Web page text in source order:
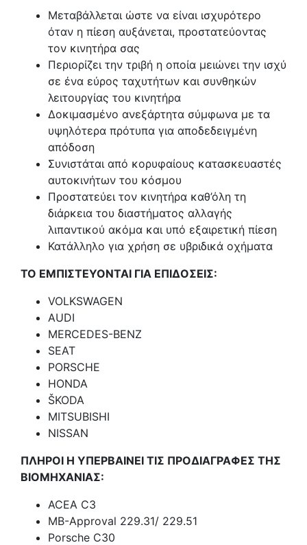
Μεταβάλλεται ώστε να είναι ισχυρότερο
όταν η πίεση αυξάνεται, προστατεύοντας
τον κινητήρα σας
Περιορίζει την τριβή η οποία μειώνει την ισχύ
σε ένα εύρος ταχυτήτων και συνθηκών
λειτουργίας του κινητήρα
Δοκιμασμένο ανεξάρτητα σύμφωνα με τα
υψηλότερα πρότυπα για αποδεδειγμένη
απόδοση
Συνιστάται από κορυφαίους κατασκευαστές
αυτοκινήτων του κόσμου
Προστατεύει τον κινητήρα καθ’όλη τη
διάρκεια του διαστήματος αλλαγής
λιπαντικού ακόμα και υπό εξαιρετική πίεση
Κατάλληλο για χρήση σε υβριδικά οχήματα
ΤΟ ΕΜΠΙΣΤΕΥΟΝΤΑΙ ΓΙΑ ΕΠΙΔΟΣΕΙΣ:
VOLKSWAGEN
AUDI
MERCEDES-BENZ
SEAT
PORSCHE
HONDA
ŠKODA
MITSUBISHI
NISSAN
ΠΛΗΡΟΙ Η ΥΠΕΡΒΑΙΝΕΙ ΤΙΣ ΠΡΟΔΙΑΓΡΑΦΕΣ ΤΗΣ
ΒΙΟΜΗΧΑΝΙΑΣ:
ACEA C3
MB-Approval 229.31/ 229.51
Porsche C30